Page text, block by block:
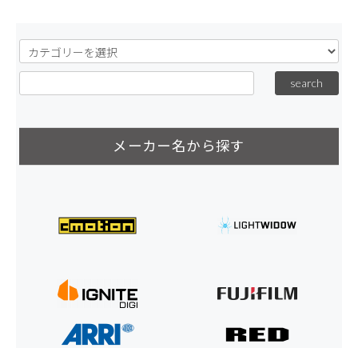
メーカー名から探す